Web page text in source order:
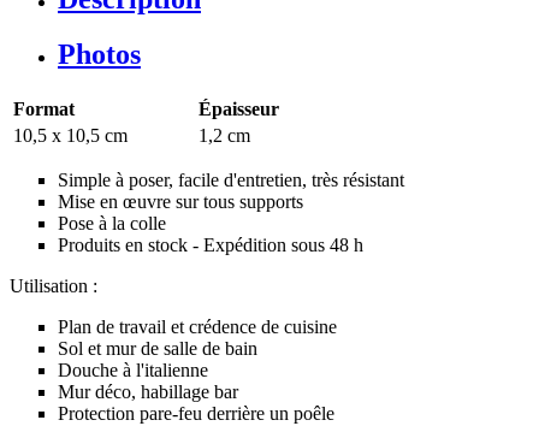
Photos
Format
Épaisseur
10,5 x 10,5 cm
1,2 cm
Simple à poser, facile d'entretien, très résistant
Mise en œuvre sur tous supports
Pose à la colle
Produits en stock - Expédition sous 48 h
Utilisation :
Plan de travail et crédence de cuisine
Sol et mur de salle de bain
Douche à l'italienne
Mur déco, habillage bar
Protection pare-feu derrière un poêle